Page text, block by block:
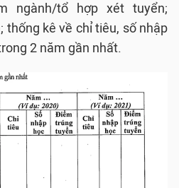
ngành/tổ hợp xét tuyển;
thống kê về chỉ tiêu, số nhập
2 năm gần nhất.